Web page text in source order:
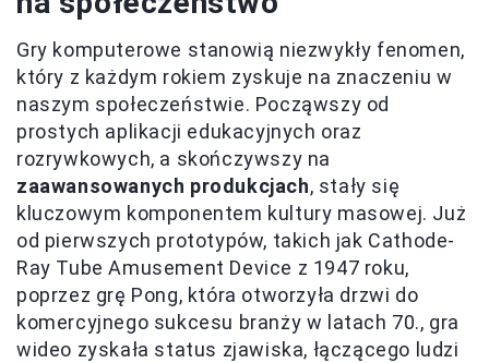
Gry komputerowe stanowią niezwykły fenomen,
który z każdym rokiem zyskuje na znaczeniu w
naszym społeczeństwie. Począwszy od
prostych aplikacji edukacyjnych oraz
rozrywkowych, a skończywszy na
zaawansowanych produkcjach, stały się
kluczowym komponentem kultury masowej. Już
od pierwszych prototypów, takich jak Cathode-
Ray Tube Amusement Device z 1947 roku,
poprzez grę Pong, która otworzyła drzwi do
komercyjnego sukcesu branży w latach 70., gra
wideo zyskała status zjawiska, łączącego ludzi